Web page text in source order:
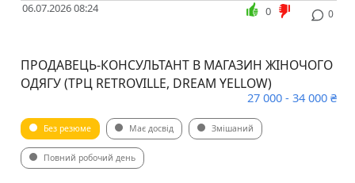
06.07.2026 08:24 0
0
ПРОДАВЕЦЬ-КОНСУЛЬТАНТ В МАГАЗИН ЖІНОЧОГО
ОДЯГУ (ТРЦ RETROVILLE, DREAM YELLOW)
27 000 - 34 000 ₴
Без резюме Має досвід Змішаний
Повний робочий день